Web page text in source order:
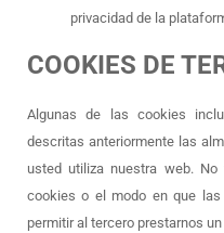
privacidad de la
COOKIES DE
Algunas de las cookies
descritas anteriormente las
usted utiliza nuestra web.
cookies o el modo en que
permitir al tercero prestarnos